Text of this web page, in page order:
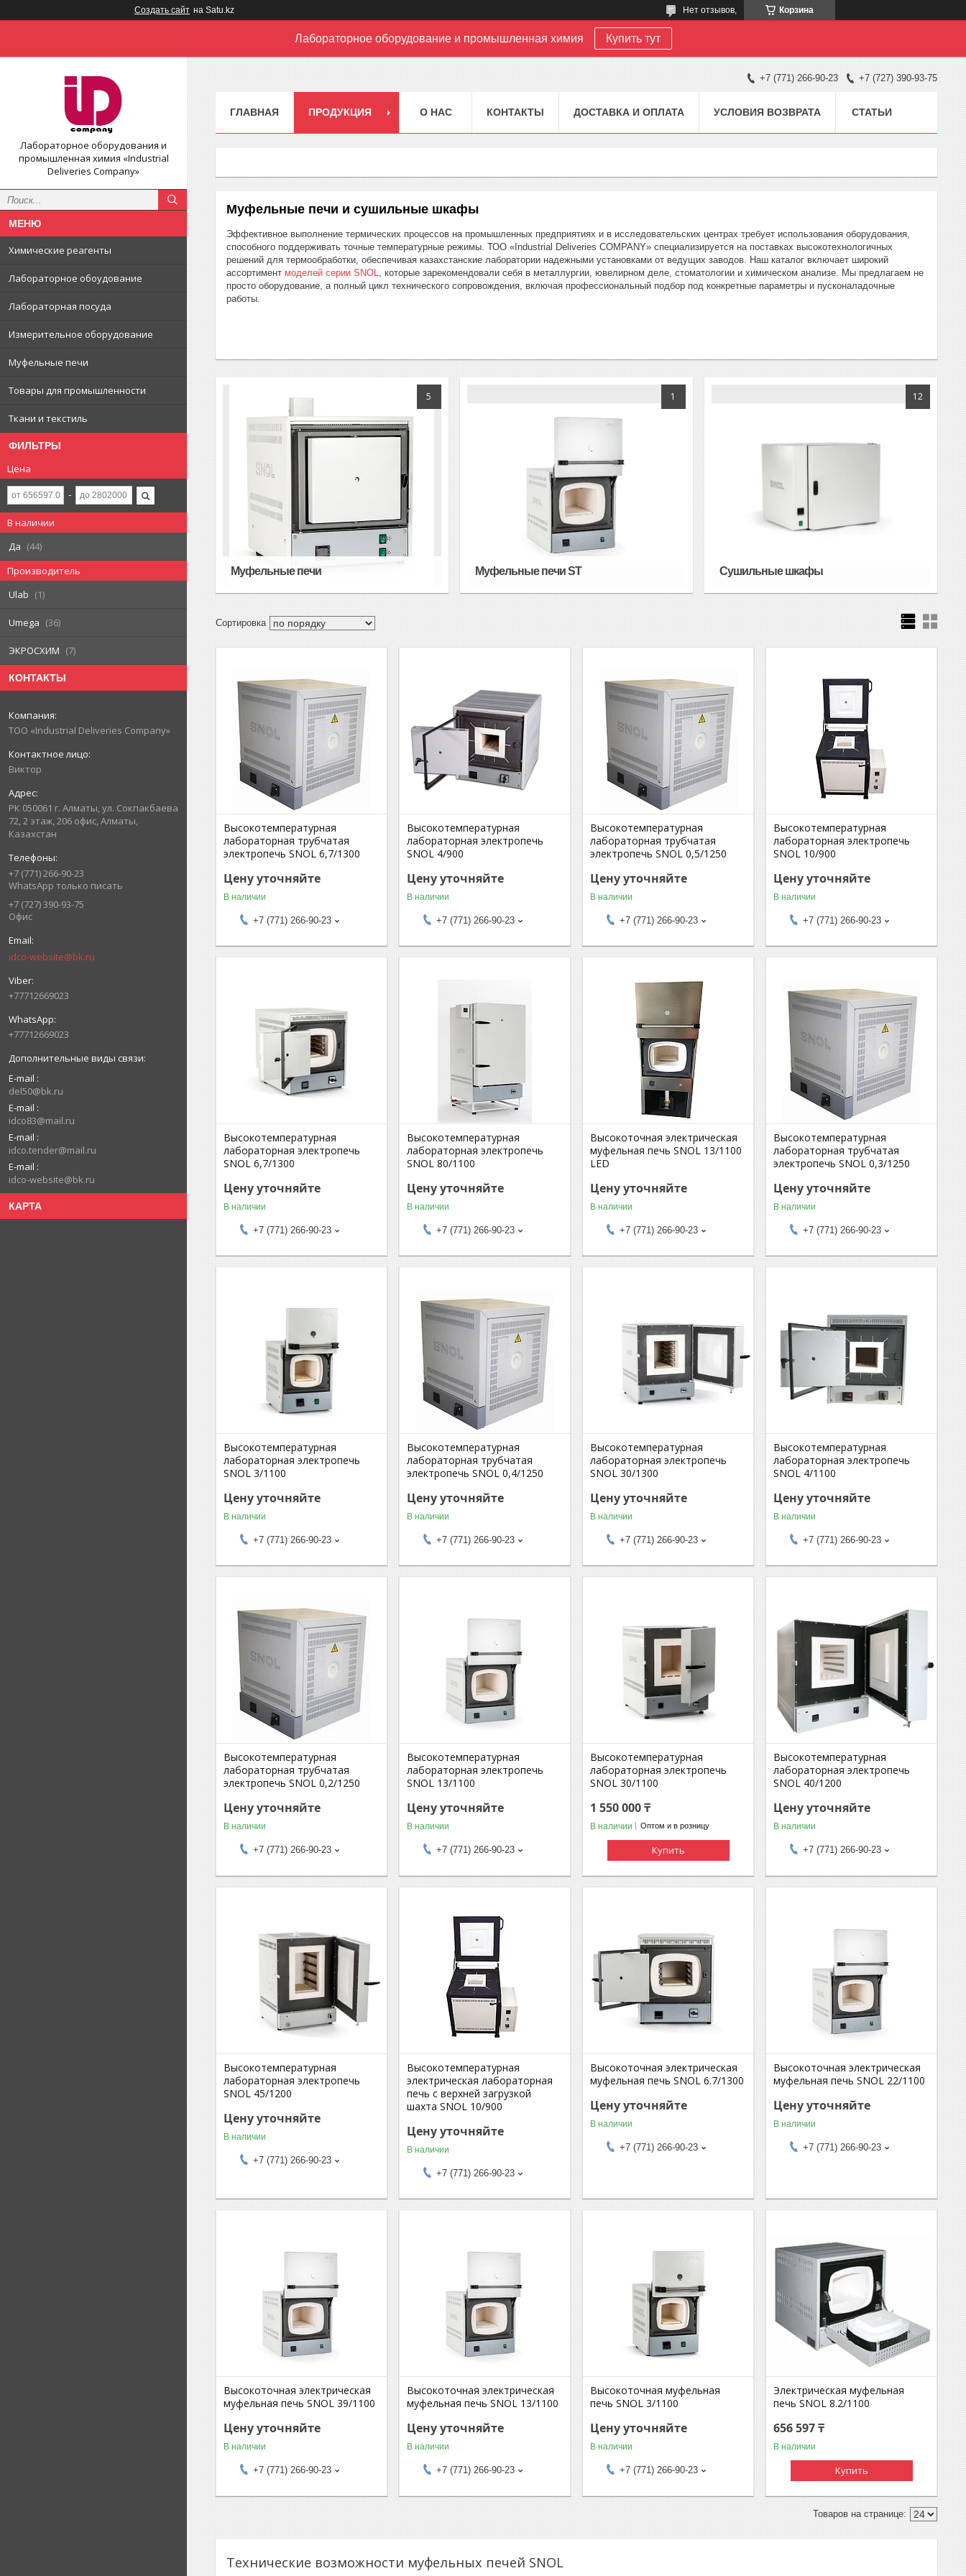
Создать сайт на Satu.kz Корзина
Нет отзывов,
Лабораторное оборудование и промышленная химия Купить тут
Лабораторное оборудования и
промышленная химия «Industrial
Deliveries Company»
Химические реагенты
Лабораторное обоудование
Лабораторная посуда
Измерительное оборудование
Муфельные печи
Товары для промышленности
Ткани и текстиль
ФИЛЬТРЫ
Цена
В наличии
Да
44
Производитель
Ulab
1
Umega 36
ЭКРОСХИМ 7
КОНТАКТЫ
ТОО «Industrial Deliveries Company»
Виктор
РК 050061 г. Алматы, ул. Сокпакбаева
72, 2 этаж, 206 офис, Алматы,
Казахстан
+7 (771) 266-90-23
WhatsApp только писать
+7 (727) 390-93-75
Офис
idco-website@bk.ru
+77712669023
+77712669023
E-mail
del50@bk.ru
E-mail
idco83@mail.ru
E-mail
idco.tender@mail.ru
E-mail
idco-website@bk.ru
КАРТА
+7 (771) 266-90-23 +7 (727) 390-93-75
ГЛАВНАЯ ПРОДУКЦИЯ О НАС КОНТАКТЫ ДОСТАВКА И ОПЛАТА УСЛОВИЯ ВОЗВРАТА СТАТЬИ
Муфельные печи и сушильные шкафы
Эффективное выполнение термических процессов на промышленных предприятиях и в исследовательских центрах требует использования оборудования,
способного поддерживать точные температурные режимы. ТОО «Industrial Deliveries COMPANY» специализируется на поставках высокотехнологичных
решений для термообработки, обеспечивая казахстанские лаборатории надежными установками от ведущих заводов. Наш каталог включает широкий
ассортимент моделей серии SNOL
, которые зарекомендовали себя в металлургии, ювелирном деле, стоматологии и химическом анализе. Мы предлагаем не
просто оборудование, а полный цикл технического сопровождения, включая профессиональный подбор под конкретные параметры и пусконаладочные
работы.
5
Муфельные печи
1
Муфельные печи ST
12
Сушильные шкафы
Высокотемпературная
лабораторная трубчатая
электропечь SNOL 6,7/1300
Цену уточняйте
В наличии
+7 (771) 266-90-23
Высокотемпературная
лабораторная электропечь
SNOL 4/900
Цену уточняйте
В наличии
+7 (771) 266-90-23
Высокотемпературная
лабораторная трубчатая
электропечь SNOL 0,5/1250
Цену уточняйте
В наличии
+7 (771) 266-90-23
Высокотемпературная
лабораторная электропечь
SNOL 10/900
Цену уточняйте
В наличии
+7 (771) 266-90-23
Высокотемпературная
лабораторная электропечь
SNOL 6,7/1300
Цену уточняйте
В наличии
+7 (771) 266-90-23
Высокотемпературная
лабораторная электропечь
SNOL 80/1100
Цену уточняйте
В наличии
+7 (771) 266-90-23
Высокоточная электрическая
муфельная печь SNOL 13/1100
LED
Цену уточняйте
В наличии
+7 (771) 266-90-23
Высокотемпературная
лабораторная трубчатая
электропечь SNOL 0,3/1250
Цену уточняйте
В наличии
+7 (771) 266-90-23
Высокотемпературная
лабораторная электропечь
SNOL 3/1100
Цену уточняйте
В наличии
+7 (771) 266-90-23
Высокотемпературная
лабораторная трубчатая
электропечь SNOL 0,4/1250
Цену уточняйте
В наличии
+7 (771) 266-90-23
Высокотемпературная
лабораторная электропечь
SNOL 30/1300
Цену уточняйте
В наличии
+7 (771) 266-90-23
Высокотемпературная
лабораторная электропечь
SNOL 4/1100
Цену уточняйте
В наличии
+7 (771) 266-90-23
Высокотемпературная
лабораторная трубчатая
электропечь SNOL 0,2/1250
Цену уточняйте
В наличии
+7 (771) 266-90-23
Высокотемпературная
лабораторная электропечь
SNOL 13/1100
Цену уточняйте
В наличии
+7 (771) 266-90-23
Высокотемпературная
лабораторная электропечь
SNOL 30/1100
1 550 000 ₸
В наличии Оптом и в розницу
Купить
Высокотемпературная
лабораторная электропечь
SNOL 40/1200
Цену уточняйте
В наличии
+7 (771) 266-90-23
Высокотемпературная
лабораторная электропечь
SNOL 45/1200
Цену уточняйте
В наличии
+7 (771) 266-90-23
Высокотемпературная
электрическая лабораторная
печь с верхней загрузкой
шахта SNOL 10/900
Цену уточняйте
В наличии
+7 (771) 266-90-23
Высокоточная электрическая
муфельная печь SNOL 6.7/1300
Цену уточняйте
В наличии
+7 (771) 266-90-23
Высокоточная электрическая
муфельная печь SNOL 22/1100
Цену уточняйте
В наличии
+7 (771) 266-90-23
Высокоточная электрическая
муфельная печь SNOL 39/1100
Цену уточняйте
В наличии
+7 (771) 266-90-23
Высокоточная электрическая
муфельная печь SNOL 13/1100
Цену уточняйте
В наличии
+7 (771) 266-90-23
Высокоточная муфельная
печь SNOL 3/1100
Цену уточняйте
В наличии
+7 (771) 266-90-23
Электрическая муфельная
печь SNOL 8.2/1100
656 597 ₸
В наличии
Купить
Технические возможности муфельных печей SNOL